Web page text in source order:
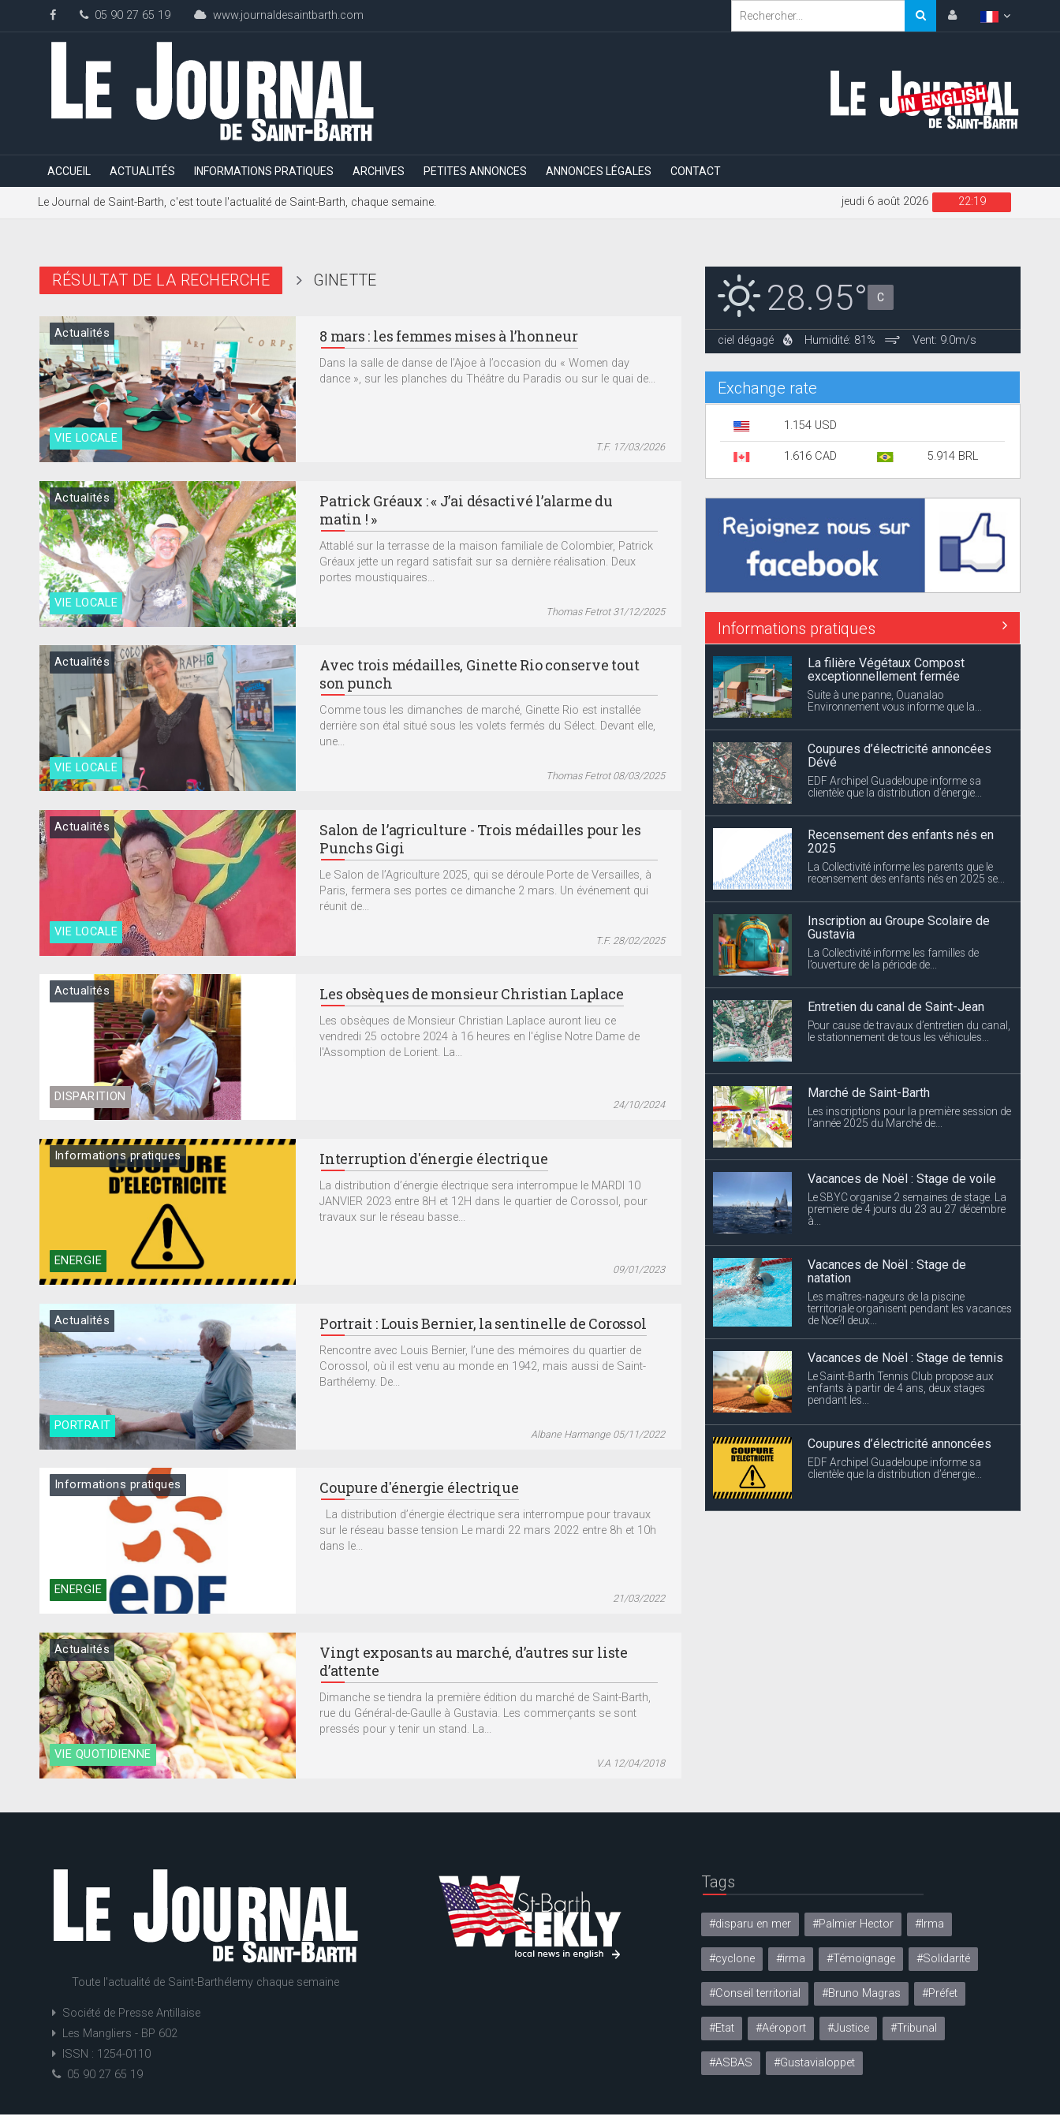
05 90 27 65 19 www.journaldesaintbarth.com
ACCUEIL ACTUALITÉS INFORMATIONS PRATIQUES ARCHIVES PETITES ANNONCES ANNONCES LÉGALES CONTACT
Le Journal de Saint-Barth, c'est toute l'actualité de Saint-Barth, chaque semaine. 22:19
jeudi 6 août 2026
RÉSULTAT DE LA RECHERCHE GINETTE
VIE LOCALE
Actualités 8 mars : les femmes mises à l’honneur
Dans la salle de danse de l’Ajoe à l’occasion du « Women day
dance », sur les planches du Théâtre du Paradis ou sur le quai de...
T.F. 17/03/2026
VIE LOCALE
Actualités
Patrick Gréaux : « J’ai désactivé l’alarme du
matin ! »
Attablé sur la terrasse de la maison familiale de Colombier, Patrick
Gréaux jette un regard satisfait sur sa dernière réalisation. Deux
portes moustiquaires...
Thomas Fetrot 31/12/2025
VIE LOCALE
Actualités
Avec trois médailles, Ginette Rio conserve tout
son punch
Comme tous les dimanches de marché, Ginette Rio est installée
derrière son étal situé sous les volets fermés du Sélect. Devant elle,
une...
Thomas Fetrot 08/03/2025
VIE LOCALE
Actualités
Salon de l’agriculture - Trois médailles pour les
Punchs Gigi
Le Salon de l’Agriculture 2025, qui se déroule Porte de Versailles, à
Paris, fermera ses portes ce dimanche 2 mars. Un événement qui
réunit de...
T.F. 28/02/2025
DISPARITION
Actualités Les obsèques de monsieur Christian Laplace
Les obsèques de Monsieur Christian Laplace auront lieu ce
vendredi 25 octobre 2024 à 16 heures en l'église Notre Dame de
l'Assomption de Lorient. La...
24/10/2024
ENERGIE
Informations pratiques Interruption d'énergie électrique
La distribution d’énergie électrique sera interrompue le MARDI 10
JANVIER 2023 entre 8H et 12H dans le quartier de Corossol, pour
travaux sur le réseau basse...
09/01/2023
PORTRAIT
Actualités Portrait : Louis Bernier, la sentinelle de Corossol
Rencontre avec Louis Bernier, l’une des mémoires du quartier de
Corossol, où il est venu au monde en 1942, mais aussi de Saint-
Barthélemy. De...
Albane Harmange 05/11/2022
ENERGIE
Informations pratiques Coupure d'énergie électrique
La distribution d’énergie électrique sera interrompue pour travaux
sur le réseau basse tension Le mardi 22 mars 2022 entre 8h et 10h
dans le...
21/03/2022
VIE QUOTIDIENNE
Actualités
Vingt exposants au marché, d’autres sur liste
d’attente
Dimanche se tiendra la première édition du marché de Saint-Barth,
rue du Général-de-Gaulle à Gustavia. Les commerçants se sont
pressés pour y tenir un stand. La...
V.A 12/04/2018
28.95° C
ciel dégagé Humidité: 81% Vent: 9.0m/s
Exchange rate
1.154 USD
1.616 CAD 5.914 BRL
Informations pratiques
La filière Végétaux Compost
exceptionnellement fermée
Suite à une panne, Ouanalao
Environnement vous informe que la...
Coupures d’électricité annoncées
Dévé
EDF Archipel Guadeloupe informe sa
clientèle que la distribution d’énergie...
Recensement des enfants nés en
2025
La Collectivité informe les parents que le
recensement des enfants nés en 2025 se...
Inscription au Groupe Scolaire de
Gustavia
La Collectivité informe les familles de
l’ouverture de la période de...
Entretien du canal de Saint-Jean
Pour cause de travaux d’entretien du canal,
le stationnement de tous les véhicules...
Marché de Saint-Barth
Les inscriptions pour la première session de
l’année 2025 du Marché de...
Vacances de Noël : Stage de voile
Le SBYC organise 2 semaines de stage. La
premiere de 4 jours du 23 au 27 décembre
à...
Vacances de Noël : Stage de
natation
Les maîtres-nageurs de la piscine
territoriale organisent pendant les vacances
de Noe?l deux...
Vacances de Noël : Stage de tennis
Le Saint-Barth Tennis Club propose aux
enfants à partir de 4 ans, deux stages
pendant les...
Coupures d’électricité annoncées
EDF Archipel Guadeloupe informe sa
clientèle que la distribution d’énergie...
Toute l'actualité de Saint-Barthélemy chaque semaine
Société de Presse Antillaise
Les Mangliers - BP 602
ISSN : 1254-0110
05 90 27 65 19
Tags
#disparu en mer #Palmier Hector #Irma
#cyclone #irma #Témoignage #Solidarité
#Conseil territorial #Bruno Magras #Préfet
#Etat #Aéroport #Justice #Tribunal
#ASBAS #Gustavialoppet